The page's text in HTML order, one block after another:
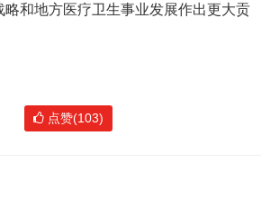
略和地方医疗卫生事业发展作出更大贡
点赞(103)